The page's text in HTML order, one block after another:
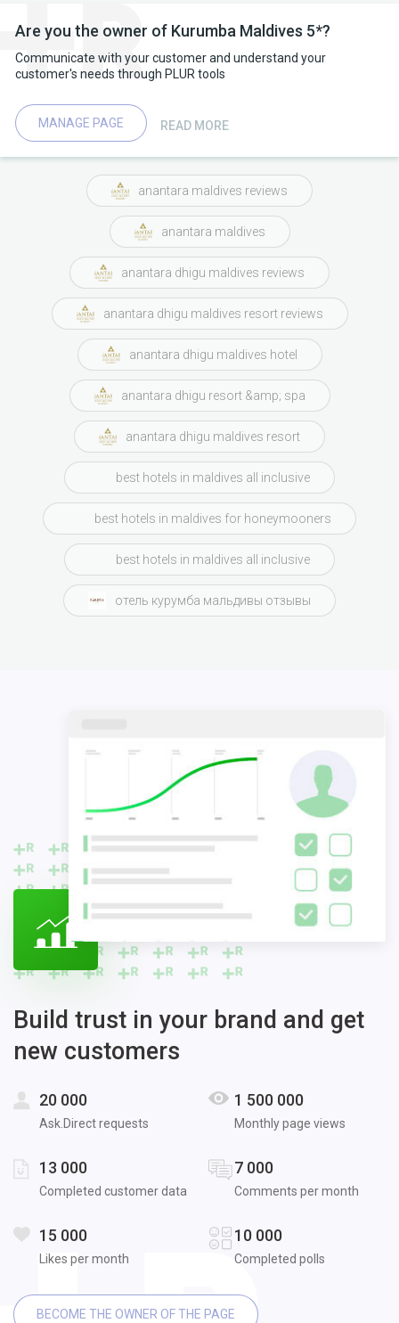
Are you the owner of Kurumba Maldives 5*?
Communicate with your customer and understand your
customer's needs through PLUR tools
MANAGE PAGE READ MORE
anantara maldives reviews
anantara maldives
anantara dhigu maldives reviews
anantara dhigu maldives resort reviews
anantara dhigu maldives hotel
anantara dhigu resort &amp; spa
anantara dhigu maldives resort
best hotels in maldives all inclusive
best hotels in maldives for honeymooners
best hotels in maldives all inclusive
отель курумба мальдивы отзывы
Build trust in your brand and get
new customers
20 000
Ask.Direct requests
1 500 000
Monthly page views
13 000
Completed customer data
7 000
Comments per month
15 000
Likes per month
10 000
Completed polls
BECOME THE OWNER OF THE PAGE